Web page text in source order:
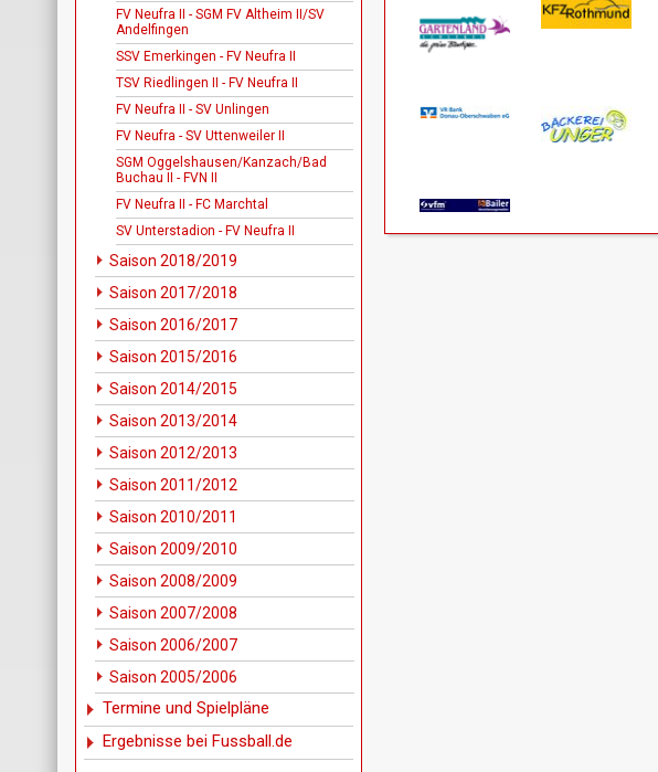
FV Neufra II - SGM FV Altheim II/SV
Andelfingen
SSV Emerkingen - FV Neufra II
TSV Riedlingen II - FV Neufra II
FV Neufra II - SV Unlingen
FV Neufra - SV Uttenweiler II
SGM Oggelshausen/Kanzach/Bad
Buchau II - FVN II
FV Neufra II - FC Marchtal
SV Unterstadion - FV Neufra II
Saison 2018/2019
Saison 2017/2018
Saison 2016/2017
Saison 2015/2016
Saison 2014/2015
Saison 2013/2014
Saison 2012/2013
Saison 2011/2012
Saison 2010/2011
Saison 2009/2010
Saison 2008/2009
Saison 2007/2008
Saison 2006/2007
Saison 2005/2006
Termine und Spielpläne
Ergebnisse bei Fussball.de